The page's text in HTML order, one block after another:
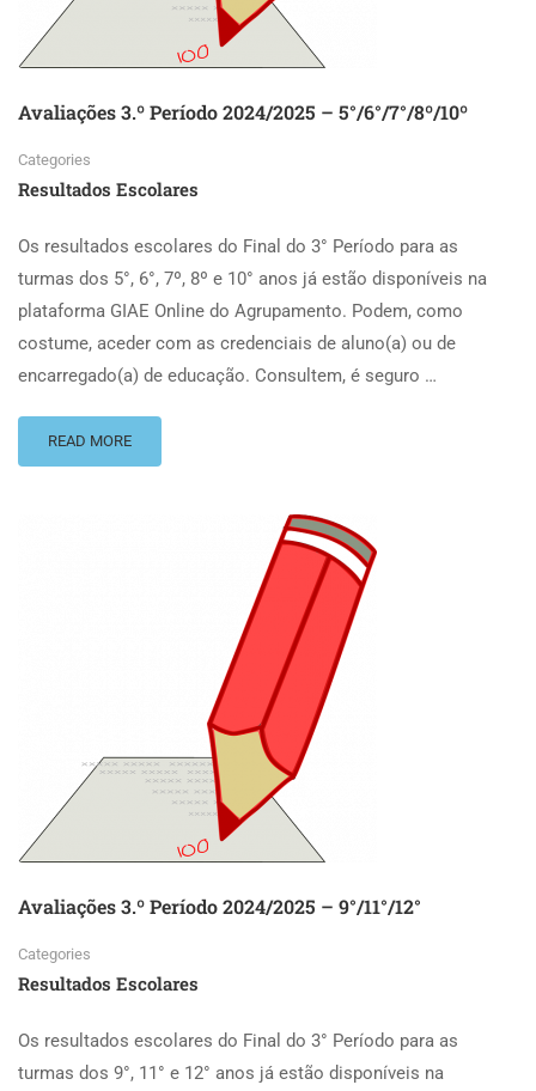
Avaliações 3.º Período 2024/2025 – 5°/6°/7°/8º/10º
Categories
Resultados Escolares
Os resultados escolares do Final do 3° Período para as
turmas dos 5°, 6°, 7º, 8º e 10° anos já estão disponíveis na
plataforma GIAE Online do Agrupamento. Podem, como
costume, aceder com as credenciais de aluno(a) ou de
encarregado(a) de educação. Consultem, é seguro …
READ MORE
Avaliações 3.º Período 2024/2025 – 9°/11°/12°
Categories
Resultados Escolares
Os resultados escolares do Final do 3° Período para as
turmas dos 9°, 11° e 12° anos já estão disponíveis na